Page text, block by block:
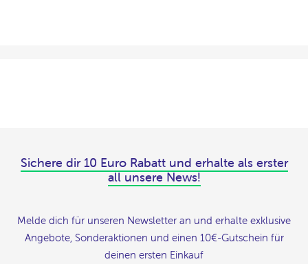
Sichere dir 10 Euro Rabatt und erhalte als erster
all unsere News!
Melde dich für unseren Newsletter an und erhalte exklusive
Angebote, Sonderaktionen und einen 10€-Gutschein für
deinen ersten Einkauf